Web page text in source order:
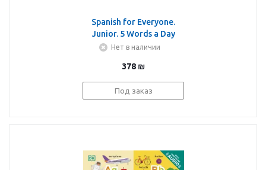
Spanish for Everyone.
Junior. 5 Words a Day
Нет в наличии
378 ₪
Под заказ